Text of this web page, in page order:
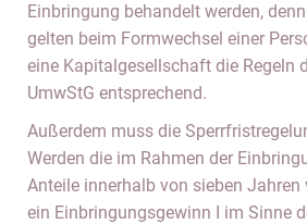
Einbringung behandelt werden,
gelten beim Formwechsel einer
eine Kapitalgesellschaft die Regeln
UmwStG entsprechend.
Außerdem muss die
Werden die im Rahmen der
Anteile innerhalb von sieben Jahren
ein Einbringungsgewinn I im Sinne